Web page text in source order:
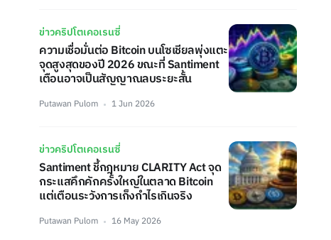
ข่าวคริปโตเคอเรนซี่
ความเชื่อมั่นต่อ Bitcoin บนโซเชียลพุ่งแตะ
จุดสูงสุดของปี 2026 ขณะที่ Santiment
เตือนอาจเป็นสัญญาณลบระยะสั้น
Putawan Pulom 1 Jun 2026
ข่าวคริปโตเคอเรนซี่
Santiment ชี้กฎหมาย CLARITY Act จุด
กระแสคึกคักครั้งใหญ่ในตลาด Bitcoin
แต่เตือนระวังการเก็งกำไรเกินจริง
Putawan Pulom 16 May 2026